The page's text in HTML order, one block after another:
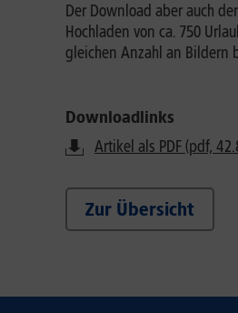
Der Download aber auch
Hochladen von ca. 750
gleichen Anzahl an Bildern
Downloadlinks
Artikel als PDF (pdf,
Zur Übersicht